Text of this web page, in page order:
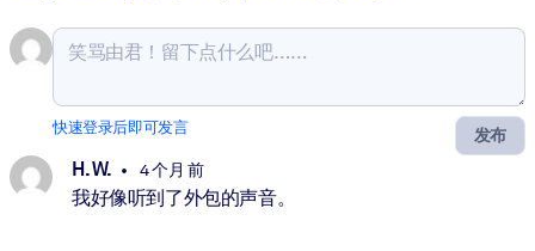
发布
快速登录后即可发言
H. W. 4 个月 前
我好像听到了外包的声音。